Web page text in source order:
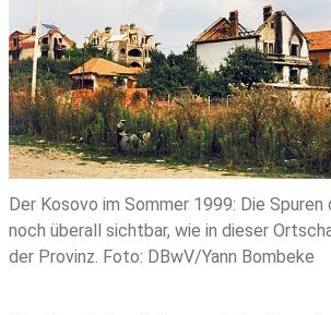
Der Kosovo im Sommer 1999: Die Spuren
noch überall sichtbar, wie in dieser
der Provinz. Foto: DBwV/Yann Bombeke